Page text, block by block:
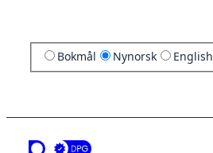
Bokmål Nynorsk English